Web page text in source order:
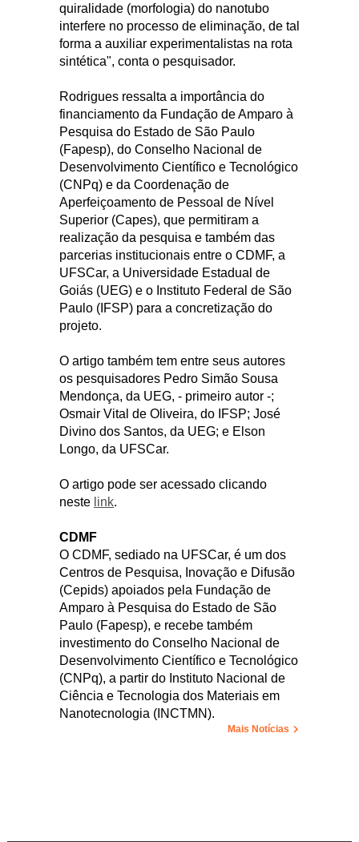
quiralidade (morfologia) do nanotubo
interfere no processo de eliminação, de tal
forma a auxiliar experimentalistas na rota
sintética", conta o pesquisador.
Rodrigues ressalta a importância do
financiamento da Fundação de Amparo à
Pesquisa do Estado de São Paulo
(Fapesp), do Conselho Nacional de
Desenvolvimento Científico e Tecnológico
(CNPq) e da Coordenação de
Aperfeiçoamento de Pessoal de Nível
Superior (Capes), que permitiram a
realização da pesquisa e também das
parcerias institucionais entre o CDMF, a
UFSCar, a Universidade Estadual de
Goiás (UEG) e o Instituto Federal de São
Paulo (IFSP) para a concretização do
projeto.
O artigo também tem entre seus autores
os pesquisadores Pedro Simão Sousa
Mendonça, da UEG, - primeiro autor -;
Osmair Vital de Oliveira, do IFSP; José
Divino dos Santos, da UEG; e Elson
Longo, da UFSCar.
O artigo pode ser acessado clicando
neste link.
CDMF
O CDMF, sediado na UFSCar, é um dos
Centros de Pesquisa, Inovação e Difusão
(Cepids) apoiados pela Fundação de
Amparo à Pesquisa do Estado de São
Paulo (Fapesp), e recebe também
investimento do Conselho Nacional de
Desenvolvimento Científico e Tecnológico
(CNPq), a partir do Instituto Nacional de
Ciência e Tecnologia dos Materiais em
Nanotecnologia (INCTMN).
Mais Notícias